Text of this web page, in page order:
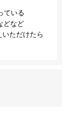
ている
どなど
ただけたら